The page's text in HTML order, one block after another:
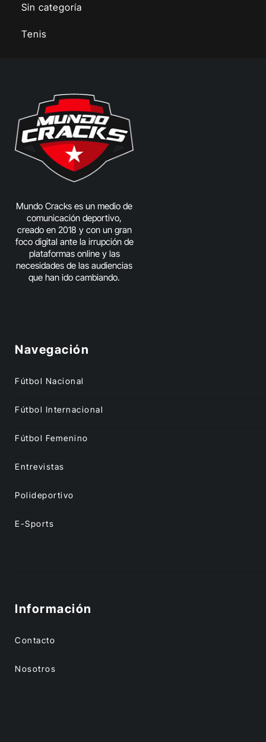
Sin categoría
Tenis
Mundo Cracks es un medio de
comunicación deportivo,
creado en 2018 y con un gran
foco digital ante la irrupción de
plataformas online y las
necesidades de las audiencias
que han ido cambiando.
Navegación
Fútbol Nacional
Fútbol Internacional
Fútbol Femenino
Entrevistas
Polideportivo
E-Sports
Información
Contacto
Nosotros